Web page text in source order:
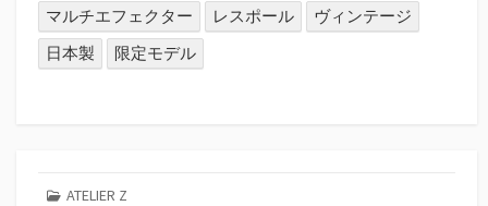
マルチエフェクター
レスポール
ヴィンテージ
日本製
限定モデル
ATELIER Z